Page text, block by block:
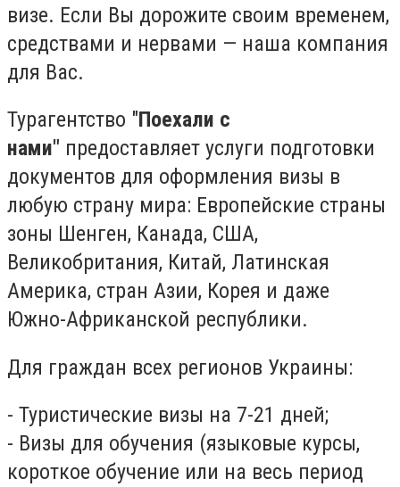
визе. Если Вы дорожите своим временем,
средствами и нервами — наша компания
для Вас.
Турагентство "Поехали с
нами" предоставляет услуги подготовки
документов для оформления визы в
любую страну мира: Европейские страны
зоны Шенген, Канада, США,
Великобритания, Китай, Латинская
Америка, стран Азии, Корея и даже
Южно-Африканской республики.
Для граждан всех регионов Украины:
- Туристические визы на 7-21 дней;
- Визы для обучения (языковые курсы,
короткое обучение или на весь период